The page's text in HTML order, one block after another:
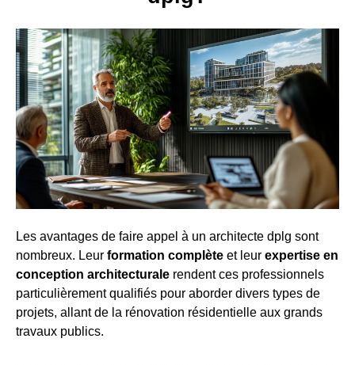
Les avantages de faire appel à un architecte dplg sont
nombreux. Leur formation complète et leur expertise en
conception architecturale rendent ces professionnels
particulièrement qualifiés pour aborder divers types de
projets, allant de la rénovation résidentielle aux grands
travaux publics.